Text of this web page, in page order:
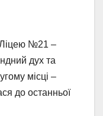
Ліцею №21 –
дух та
місці –
до останньої